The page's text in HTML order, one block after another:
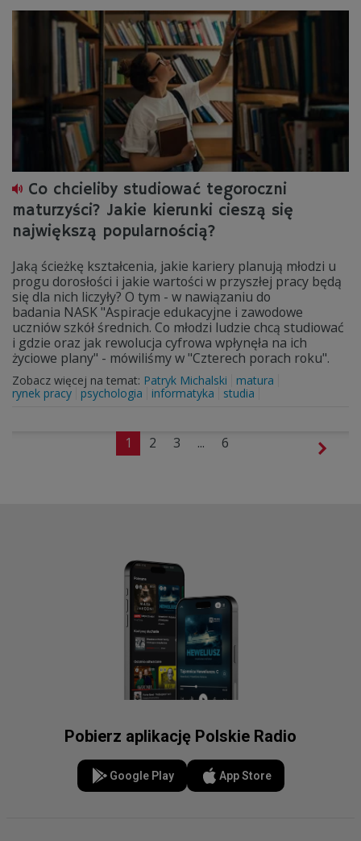
Co chcieliby studiować tegoroczni
maturzyści? Jakie kierunki cieszą się
największą popularnością?
Jaką ścieżkę kształcenia, jakie kariery planują młodzi u
progu dorosłości i jakie wartości w przyszłej pracy będą
się dla nich liczyły? O tym - w nawiązaniu do
badania NASK "Aspiracje edukacyjne i zawodowe
uczniów szkół średnich. Co młodzi ludzie chcą studiować
i gdzie oraz jak rewolucja cyfrowa wpłynęła na ich
życiowe plany" - mówiliśmy w "Czterech porach roku".
Zobacz więcej na temat: Patryk Michalski
matura
rynek pracy
psychologia informatyka studia
1 2 3 ... 6
Pobierz aplikację Polskie Radio
Google Play App Store